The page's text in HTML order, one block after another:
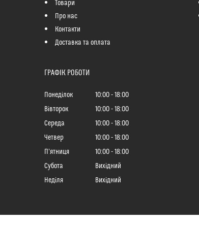
Товари
Про нас
Контакти
Доставка та оплата
ГРАФІК РОБОТИ
Понеділок 10:00
18:00
Вівторок
10:00
18:00
Середа
10:00
18:00
Четвер
10:00
18:00
Пʼятниця
10:00
18:00
Субота
Вихідний
Неділя
Вихідний